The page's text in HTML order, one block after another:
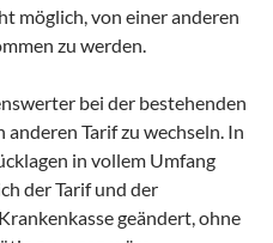
möglich, von einer anderen
zu werden.
bei der bestehenden
Tarif zu wechseln. In
in vollem Umfang
der Tarif und der
geändert, ohne